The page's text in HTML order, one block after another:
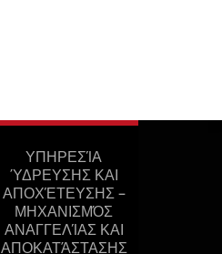
ΥΠΗΡΕΣΊΑ
ΎΔΡΕΥΣΗΣ ΚΑΙ
ΑΠΟΧΈΤΕΥΣΗΣ –
ΜΗΧΑΝΙΣΜΌΣ
ΑΝΑΓΓΕΛΊΑΣ ΚΑΙ
ΑΠΟΚΑΤΆΣΤΑΣΗΣ